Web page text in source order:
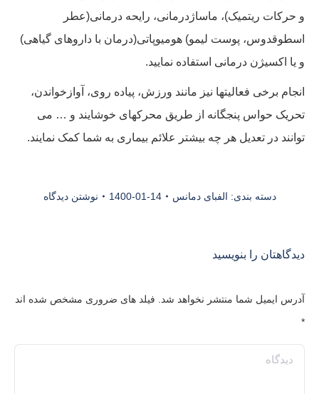
و حرکات ریتمیک)، ماساژدرمانی، رایحه درمانی(عطر
اسطوقدوس، پوست لیمو) هومیوپاتی(درمان با داروهای گیاهی)
و یا اکسیژن درمانی استفاده نمایید.
انجام برخی فعالیتها نیز مانند ورزش، پیاده روی، آوازخواندن،
تحریک حواس پنجگانه از طریق محرکهای خوشایند و … می
توانند در تعدیل هر چه بیشتر علائم بیماری به شما کمک نمایند.
دسته بندی: الفبای دمانس 1400-01-14 نوشتن دیدگاه
دیدگاهتان را بنویسید
آدرس ایمیل شما منتشر نخواهد شد. فیلد های ضروری مشخص شده اند
*
دیدگاه